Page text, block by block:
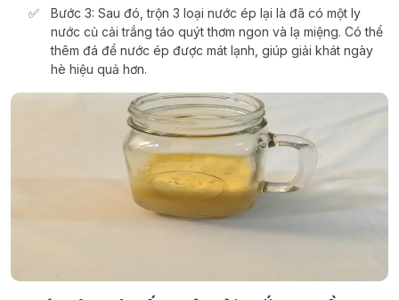
Bước 3: Sau đó, trộn 3 loại nước ép lại là đã có một ly
nước củ cải trắng táo quýt thơm ngon và lạ miệng. Có thể
thêm đá để nước ép được mát lạnh, giúp giải khát ngày
hè hiệu quả hơn.